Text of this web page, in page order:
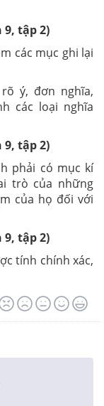
9, tập 2)
các mục ghi lại
ý, đơn nghĩa,
các loại nghĩa
9, tập 2)
phải có mục kí
trò của những
của họ đối với
9, tập 2)
tính chính xác,